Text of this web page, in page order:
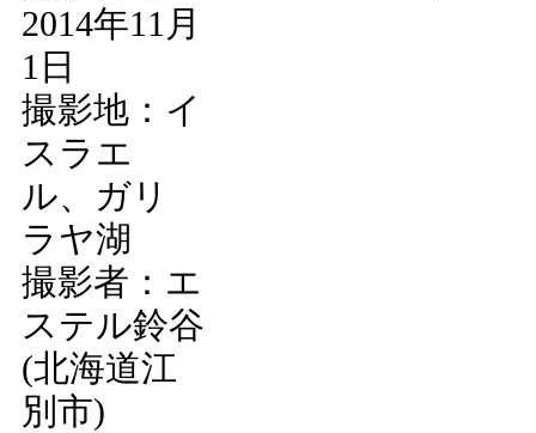
2014年11月
1日
撮影地：イ
スラエ
ル、ガリ
ラヤ湖
撮影者：エ
ステル鈴谷
(北海道江
別市)